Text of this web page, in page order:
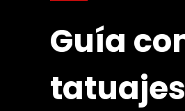
Guía